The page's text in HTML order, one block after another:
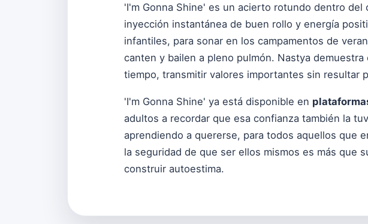
'I'm Gonna Shine' es un acierto rotundo dentro del
inyección instantánea de buen rollo y energía
infantiles, para sonar en los campamentos de
canten y bailen a pleno pulmón. Nastya
tiempo, transmitir valores importantes sin resultar
'I'm Gonna Shine' ya está disponible en
adultos a recordar que esa confianza también la
aprendiendo a quererse, para todos aquellos que
la seguridad de que ser ellos mismos es más que
construir autoestima.